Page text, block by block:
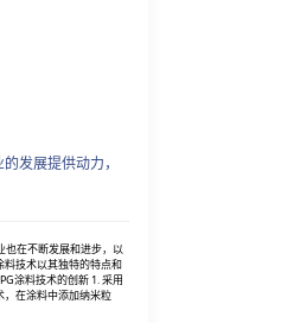
发展提供动力，
也在不断发展和进步，以
料技术以其独特的特点和
，在涂料中添加纳米粒